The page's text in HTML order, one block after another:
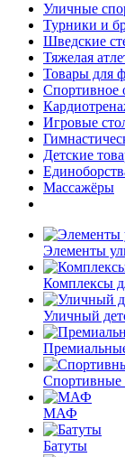
Уличные
Турники и
Шведские
Тяжелая
Товары для
Спортивное
Игровые
Детские
Массажёры
Элементы
Комплексы
Уличный
МАФ
Батуты